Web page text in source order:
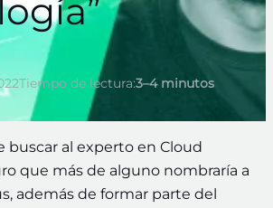
Tiempo de lectura:3–4 minutos
buscar al experto en Cloud
que más de alguno nombraría a
además de formar parte del